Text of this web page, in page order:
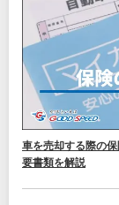
車を売却する際の
要書類を解説